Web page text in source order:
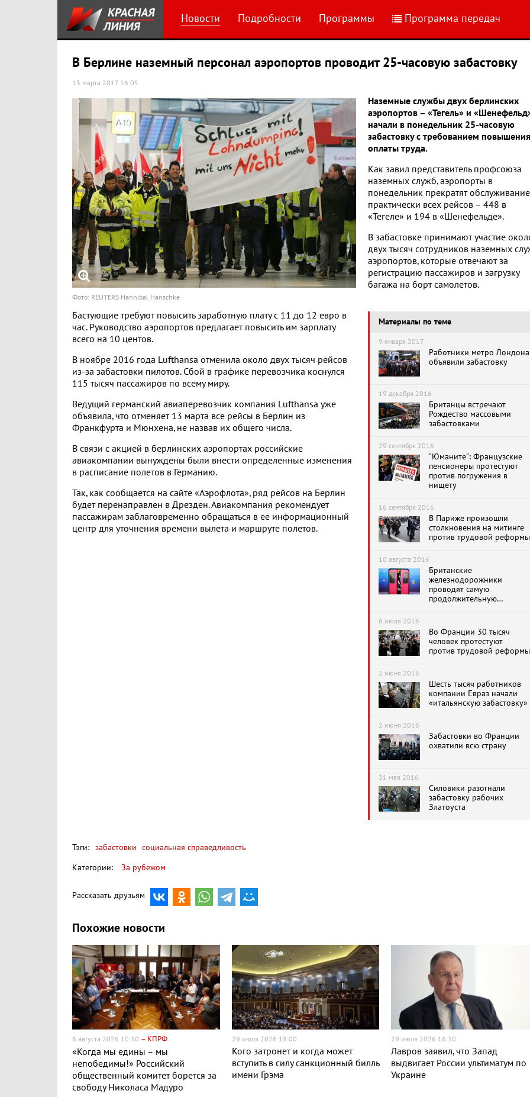
Новости Подробности Программы Программа передач
В Берлине наземный персонал аэропортов проводит 25-часовую забастовку
13 марта 2017 16:05
Фото: REUTERS Hannibal Hanschke
Наземные службы двух берлинских
аэропортов – «Тегель» и
начали в понедельник 25-часовую
забастовку с требованием повышения
оплаты труда.
Как завил представитель профсоюза
наземных служб, аэропорты в
понедельник прекратят обслуживание
практически всех рейсов – 448 в
«Тегеле» и 194 в «Шенефельде».
Материалы по теме
9 января 2017
Работники метро Лондона
объявили забастовку
19 декабря 2016
Британцы встречают
Рождество массовыми
забастовками
29 сентября 2016
"Юманите": Французские
пенсионеры протестуют
против погружения в
нищету
16 сентября 2016
В Париже произошли
столкновения на митинге
против трудовой реформы
10 августа 2016
Британские
железнодорожники
проводят самую
продолжительную
6 июля 2016
Во Франции 30 тысяч
человек протестуют
против трудовой реформы
2 июня 2016
Шесть тысяч работников
компании Евраз начали
«итальянскую забастовку»
2 июня 2016
Забастовки во Франции
охватили всю страну
31 мая 2016
Силовики разогнали
забастовку рабочих
Златоуста
В забастовке принимают участие
двух тысяч сотрудников наземных
аэропортов, которые отвечают за
регистрацию пассажиров и загрузку
багажа на борт самолетов.
Бастующие требуют повысить заработную плату с 11 до 12 евро в
час. Руководство аэропортов предлагает повысить им зарплату
всего на 10 центов.
В ноябре 2016 года Lufthansa отменила около двух тысяч рейсов
из-за забастовки пилотов. Сбой в графике перевозчика коснулся
115 тысяч пассажиров по всему миру.
Ведущий германский авиаперевозчик компания Lufthansa уже
объявила, что отменяет 13 марта все рейсы в Берлин из
Франкфурта и Мюнхена, не назвав их общего числа.
В связи с акцией в берлинских аэропортах российские
авиакомпании вынуждены были внести определенные изменения
в расписание полетов в Германию.
Так, как сообщается на сайте «Аэрофлота», ряд рейсов на Берлин
будет перенаправлен в Дрезден. Авиакомпания рекомендует
пассажирам заблаговременно обращаться в ее информационный
центр для уточнения времени вылета и маршруте полетов.
Тэги: забастовки социальная справедливость
Категории:
За рубежом
Рассказать друзьям
Похожие новости
6 августа 2026 10:30 – КПРФ
«Когда мы едины – мы
непобедимы!» Российский
общественный комитет борется за
свободу Николаса Мадуро
29 июля 2026 18:00
Кого затронет и когда может
вступить в силу санкционный билль
имени Грэма
29 июля 2026 16:30
Лавров заявил, что Запад
выдвигает России ультиматум по
Украине